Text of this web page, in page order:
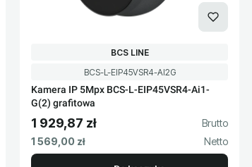
Kod produktu
BCS-L-EIP45VSR4-AI2G
Kamera IP 5Mpx BCS-L-EIP45VSR4-Ai1-
G(2) grafitowa
PRODUCENT
BCS LINE
Cena brutto
1 929,87 zł
Cena netto
1 569,00 zł